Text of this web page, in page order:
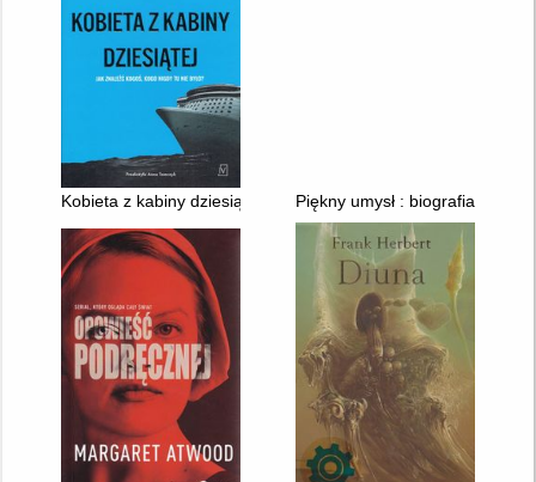
Kobieta z kabiny dziesiątej Piękny umysł : biografia